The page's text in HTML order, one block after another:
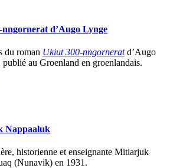
d’Augo Lynge
du roman Ukiut 300-nngorneratd’Augo
au Groenland en groenlandais.
Nappaaluk
historienne et enseignante Mitiarjuk
(Nunavik) en 1931.